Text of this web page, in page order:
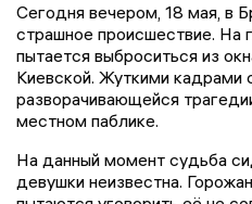
Сегодня вечером, 18 мая, в
страшное происшествие. На
пытается выброситься из
Киевской. Жуткими кадрами
разворачивающейся
местном паблике.
На данный момент судьба
девушки неизвестна.